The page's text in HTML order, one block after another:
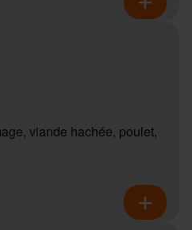
viande hachée, poulet,